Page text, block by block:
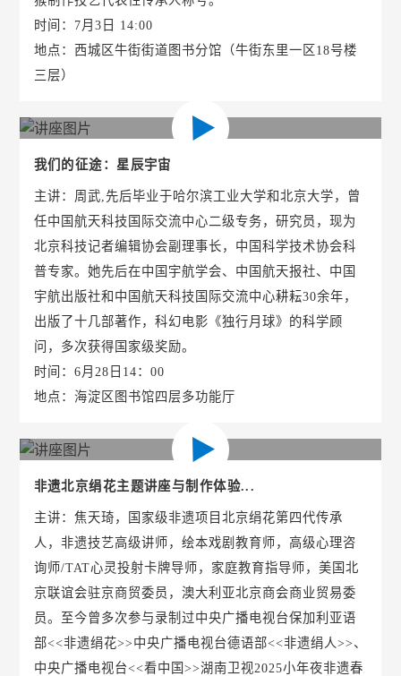
时间：7月3日 14:00
地点：西城区牛街街道图书分馆（牛街东里一区18号楼
三层）
我们的征途：星辰宇宙
主讲：周武,先后毕业于哈尔滨工业大学和北京大学，曾
任中国航天科技国际交流中心二级专务，研究员，现为
北京科技记者编辑协会副理事长，中国科学技术协会科
普专家。她先后在中国宇航学会、中国航天报社、中国
宇航出版社和中国航天科技国际交流中心耕耘30余年，
出版了十几部著作，科幻电影《独行月球》的科学顾
问，多次获得国家级奖励。
时间：6月28日14：00
地点：海淀区图书馆四层多功能厅
非遗北京绢花主题讲座与制作体验...
主讲：焦天琦，国家级非遗项目北京绢花第四代传承
人，非遗技艺高级讲师，绘本戏剧教育师，高级心理咨
询师/TAT心灵投射卡牌导师，家庭教育指导师，美国北
京联谊会驻京商贸委员，澳大利亚北京商会商业贸易委
员。至今曾多次参与录制过中央广播电视台保加利亚语
部<<非遗绢花>>中央广播电视台德语部<<非遗绢人>>、
中央广播电视台<<看中国>>湖南卫视2025小年夜非遗春